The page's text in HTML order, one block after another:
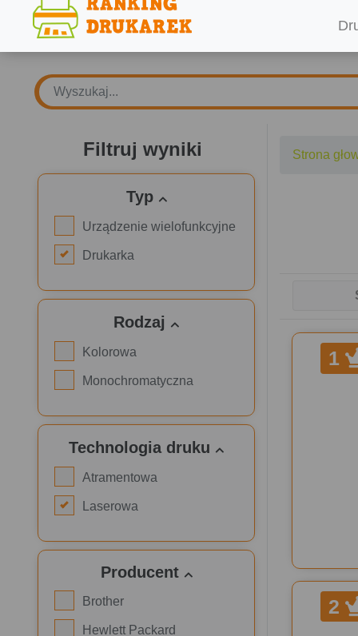
Filtruj wyniki
Typ
Urządzenie wielofunkcyjne
Drukarka
Rodzaj
Kolorowa
Monochromatyczna
Technologia druku
Atramentowa
Laserowa
Producent
Brother
Hewlett Packard
Strona
1
2